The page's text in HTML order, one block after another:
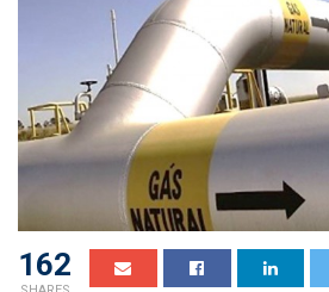
162